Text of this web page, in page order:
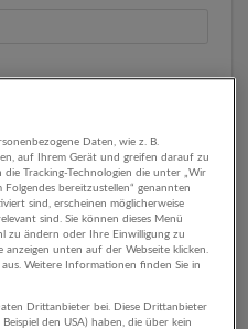
Daten, wie z. B.
auf Ihrem Gerät und greifen darauf zu
die Tracking-Technologien die unter „Wir
bereitzustellen“ genannten
sind, erscheinen möglicherweise
sind. Sie können dieses Menü
zu ändern oder Ihre Einwilligung zu
unten auf der Webseite klicken.
Weitere Informationen finden Sie in
Drittanbieter bei. Diese Drittanbieter
den USA) haben, die über kein